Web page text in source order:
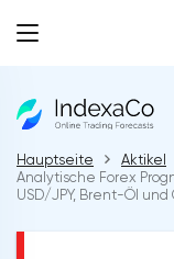
Hauptseite
Aktikel
Analytische Forex
USD/JPY, Brent-Öl und